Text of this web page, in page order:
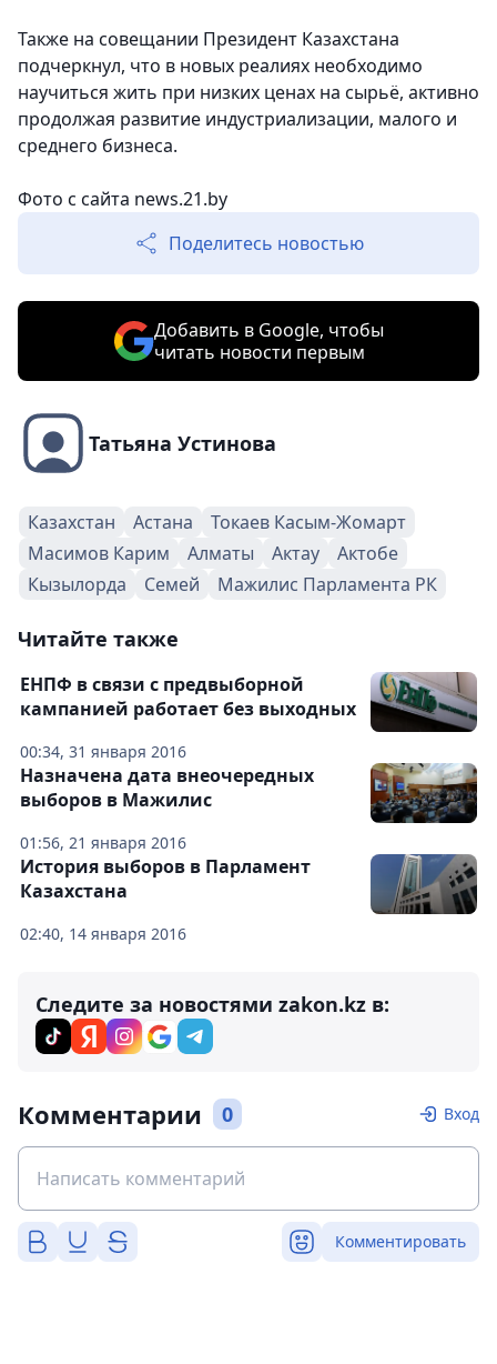
Также на совещании Президент Казахстана
подчеркнул, что в новых реалиях необходимо
научиться жить при низких ценах на сырьё, активно
продолжая развитие индустриализации, малого и
среднего бизнеса.
Фото с сайта news.21.by
Поделитесь новостью
Добавить в Google, чтобы
читать новости первым
Татьяна Устинова
Казахстан Астана
Токаев Касым-Жомарт
Масимов Карим
Алматы Актау
Актобе
Кызылорда
Семей Мажилис Парламента РК
Читайте также
00:34, 31 января 2016
ЕНПФ в связи с предвыборной
кампанией работает без выходных
01:56, 21 января 2016
Назначена дата внеочередных
выборов в Мажилис
02:40, 14 января 2016
История выборов в Парламент
Казахстана
Следите за новостями zakon.kz в:
Комментарии 0 Вход
Комментировать